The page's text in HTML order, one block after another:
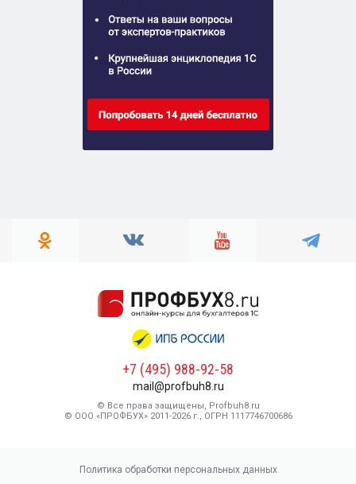
+7 (495) 988-92-58
mail@profbuh8.ru
© Все права защищены, Profbuh8.ru
© ООО «ПРОФБУХ» 2011-2026 г., ОГРН 1117746700686
Политика обработки персональных данных